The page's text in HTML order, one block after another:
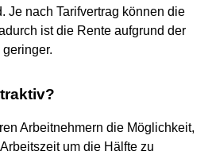
Je nach Tarifvertrag können die
ist die Rente aufgrund der
Arbeitnehmern die Möglichkeit,
um die Hälfte zu